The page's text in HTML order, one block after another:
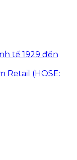
tế 1929 đến
Retail (HOSE: